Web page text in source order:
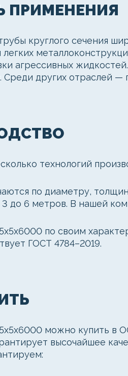
ПРИМЕНЕНИЯ
круглого сечения
легких
агрессивных
Среди других отраслей
технологий
по диаметру,
до 6 метров. В нашей
по своим
ГОСТ 4784–2019.
можно купить в
высочайшее